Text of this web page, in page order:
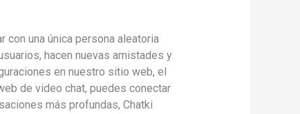
con una única persona aleatoria
hacen nuevas amistades y
en nuestro sitio web, el
de video chat, puedes conectar
más profundas, Chatki